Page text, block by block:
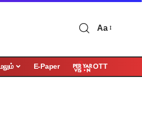
Aa
E-Paper OTT